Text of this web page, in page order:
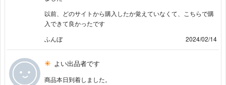
以前、どのサイトから購入したか覚えていなくて、こちらで購
入できて良かったです
ふんぼ
2024/02/14
よい出品者です
商品本日到着しました。